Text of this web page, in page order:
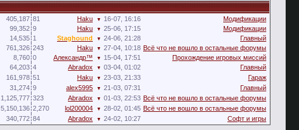
405,187 81 Haku ▼ 16-07, 16:16
Модификации
99,352 9 Haku ▼ 25-06, 17:15
Модификации
14,535 1 Staghound ▼ 24-06, 21:28
Главный
761,326 243 Haku ▼ 27-04, 10:18 Всё что не вошло в остальные форумы
8,760 0 Александр™ ▼ 15-04, 17:51
Прохождение игровых миссий
64,203 4 Abradox ▼ 03-04, 01:02
Главный
161,978 51 Haku ▼ 23-03, 21:33
Гараж
31,274 9 alex5995 ▼ 21-03, 07:31
Главный
1,125,777 323 Abradox ▼ 01-03, 22:53 Всё что не вошло в остальные форумы
5,150,136 2,270 lol200004 ▼ 28-02, 01:45 Всё что не вошло в остальные форумы
340,772 84 Abradox ▼ 24-02, 10:27 Софт и игры